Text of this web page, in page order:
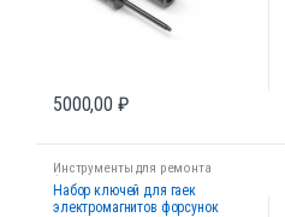
5000,00 ₽
Инструменты для ремонта
форсунок
Набор ключей для гаек
электромагнитов форсунок